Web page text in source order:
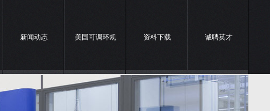
新闻动态 美国可调环规 资料下载 诚聘英才